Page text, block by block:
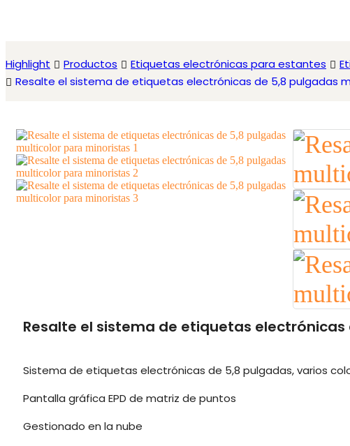
Highlight Productos Etiquetas electrónicas para estantes
Resalte el sistema de etiquetas electrónicas de 5,8 pulgadas
Resalte el sistema de etiquetas
Sistema de etiquetas electrónicas de 5,8 pulgadas, varios
Pantalla gráfica EPD de matriz de puntos
Gestionado en la nube